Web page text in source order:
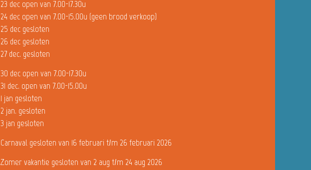
23 dec open van 7.00-17.30u
24 dec open van 7.00-15.00u (geen brood verkoop)
25 dec gesloten
26 dec gesloten
27 dec. gesloten
30 dec open van 7.00-17.30u
31 dec. open van 7.00-15.00u
1 jan gesloten
2 jan. gesloten
3 jan gesloten
Carnaval gesloten van 16 februari t/m 26 februari 2026
Zomer vakantie gesloten van 2 aug t/m 24 aug 2026